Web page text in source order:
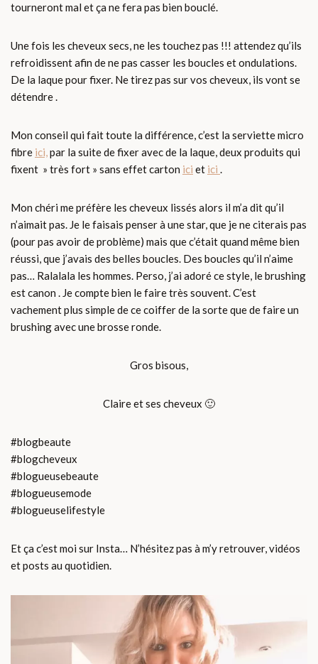
tourneront mal et ça ne fera pas bien bouclé.
Une fois les cheveux secs, ne les touchez pas !!! attendez qu’ils
refroidissent afin de ne pas casser les boucles et ondulations.
De la laque pour fixer. Ne tirez pas sur vos cheveux, ils vont se
détendre .
Mon conseil qui fait toute la différence, c’est la serviette micro
fibre ici,par la suite de fixer avec de la laque, deux produits qui
fixent » très fort » sans effet carton ici et ici .
Mon chéri me préfère les cheveux lissés alors il m’a dit qu’il
n’aimait pas. Je le faisais penser à une star, que je ne citerais pas
(pour pas avoir de problème) mais que c’était quand même bien
réussi, que j’avais des belles boucles. Des boucles qu’il n’aime
pas… Ralalala les hommes. Perso, j’ai adoré ce style, le brushing
est canon . Je compte bien le faire très souvent. C’est
vachement plus simple de ce coiffer de la sorte que de faire un
brushing avec une brosse ronde.
Gros bisous,
Claire et ses cheveux 🙂
#blogbeaute
#blogcheveux
#blogueusebeaute
#blogueusemode
#blogueuselifestyle
Et ça c’est moi sur Insta… N’hésitez pas à m’y retrouver, vidéos
et posts au quotidien.